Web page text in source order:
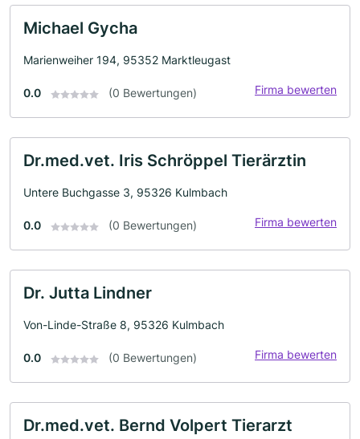
Michael Gycha
Marienweiher 194, 95352 Marktleugast
0.0 (0 Bewertungen) Firma bewerten
Dr.med.vet. Iris Schröppel Tierärztin
Untere Buchgasse 3, 95326 Kulmbach
0.0 (0 Bewertungen) Firma bewerten
Dr. Jutta Lindner
Von-Linde-Straße 8, 95326 Kulmbach
0.0 (0 Bewertungen) Firma bewerten
Dr.med.vet. Bernd Volpert Tierarzt